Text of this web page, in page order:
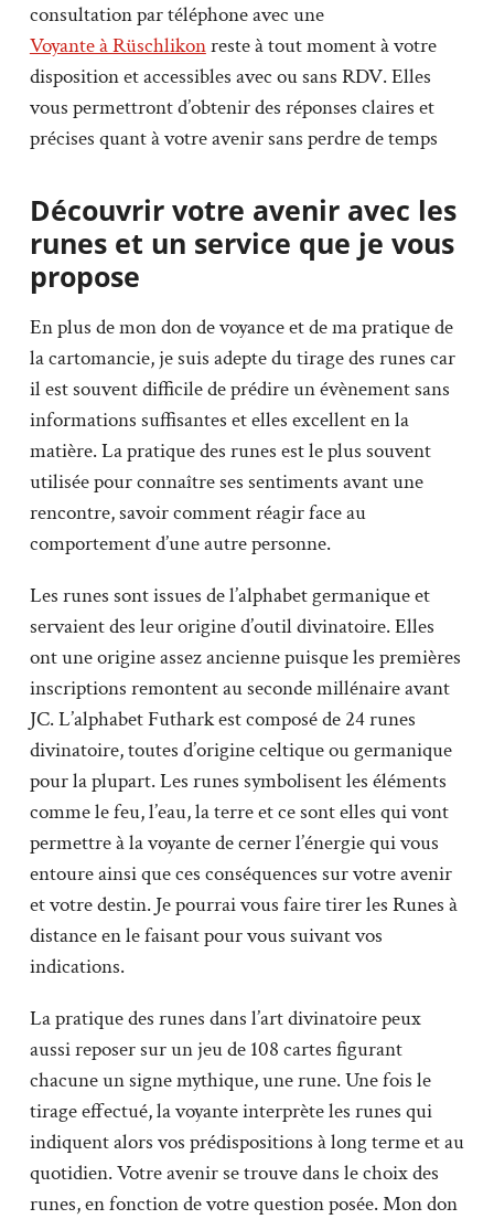
consultation par téléphone avec une
Voyante à Rüschlikonreste à tout moment à votre
disposition et accessibles avec ou sans RDV. Elles
vous permettront d’obtenir des réponses claires et
précises quant à votre avenir sans perdre de temps
Découvrir votre avenir avec les
runes et un service que je vous
propose
En plus de mon don de voyance et de ma pratique de
la cartomancie, je suis adepte du tirage des runes car
il est souvent difficile de prédire un évènement sans
informations suffisantes et elles excellent en la
matière. La pratique des runes est le plus souvent
utilisée pour connaître ses sentiments avant une
rencontre, savoir comment réagir face au
comportement d’une autre personne.
Les runes sont issues de l’alphabet germanique et
servaient des leur origine d’outil divinatoire. Elles
ont une origine assez ancienne puisque les premières
inscriptions remontent au seconde millénaire avant
JC. L’alphabet Futhark est composé de 24 runes
divinatoire, toutes d’origine celtique ou germanique
pour la plupart. Les runes symbolisent les éléments
comme le feu, l’eau, la terre et ce sont elles qui vont
permettre à la voyante de cerner l’énergie qui vous
entoure ainsi que ces conséquences sur votre avenir
et votre destin. Je pourrai vous faire tirer les Runes à
distance en le faisant pour vous suivant vos
indications.
La pratique des runes dans l’art divinatoire peux
aussi reposer sur un jeu de 108 cartes figurant
chacune un signe mythique, une rune. Une fois le
tirage effectué, la voyante interprète les runes qui
indiquent alors vos prédispositions à long terme et au
quotidien. Votre avenir se trouve dans le choix des
runes, en fonction de votre question posée. Mon don